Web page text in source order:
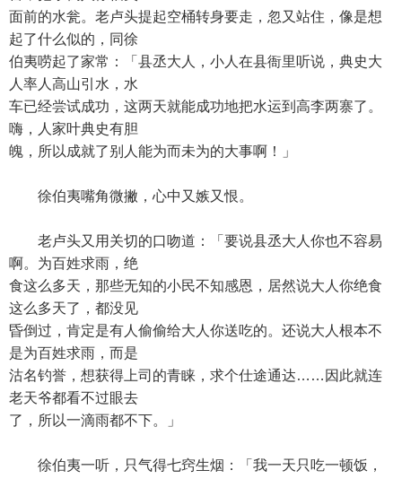
面前的水瓮。老卢头提起空桶转身要走，忽又站住，像是想
起了什么似的，同徐
伯夷唠起了家常：「县丞大人，小人在县衙里听说，典史大
人率人高山引水，水
车已经尝试成功，这两天就能成功地把水运到高李两寨了。
嗨，人家叶典史有胆
魄，所以成就了别人能为而未为的大事啊！」
徐伯夷嘴角微撇，心中又嫉又恨。
老卢头又用关切的口吻道：「要说县丞大人你也不容易
啊。为百姓求雨，绝
食这么多天，那些无知的小民不知感恩，居然说大人你绝食
这么多天了，都没见
昏倒过，肯定是有人偷偷给大人你送吃的。还说大人根本不
是为百姓求雨，而是
沽名钓誉，想获得上司的青睐，求个仕途通达……因此就连
老天爷都看不过眼去
了，所以一滴雨都不下。」
徐伯夷一听，只气得七窍生烟：「我一天只吃一顿饭，